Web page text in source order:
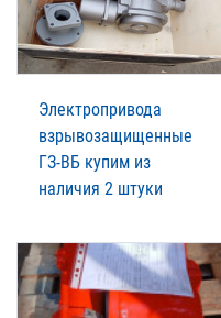
Электропривода
взрывозащищенные
ГЗ-ВБ купим из
наличия 2 штуки